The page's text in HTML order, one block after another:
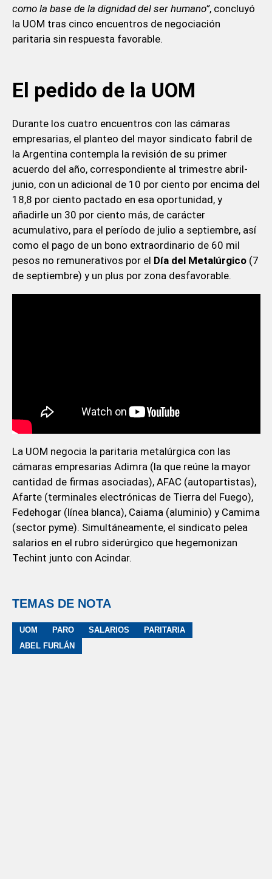
como la base de la dignidad del ser humano”, concluyó
la UOM tras cinco encuentros de negociación
paritaria sin respuesta favorable.
El pedido de la UOM
Durante los cuatro encuentros con las cámaras
empresarias, el planteo del mayor sindicato fabril de
la Argentina contempla la revisión de su primer
acuerdo del año, correspondiente al trimestre abril-
junio, con un adicional de 10 por ciento por encima del
18,8 por ciento pactado en esa oportunidad, y
añadirle un 30 por ciento más, de carácter
acumulativo, para el período de julio a septiembre, así
como el pago de un bono extraordinario de 60 mil
pesos no remunerativos por el Día del Metalúrgico(7
de septiembre) y un plus por zona desfavorable.
La UOM negocia la paritaria metalúrgica con las
cámaras empresarias Adimra (la que reúne la mayor
cantidad de firmas asociadas), AFAC (autopartistas),
Afarte (terminales electrónicas de Tierra del Fuego),
Fedehogar (línea blanca), Caiama (aluminio) y Camima
(sector pyme). Simultáneamente, el sindicato pelea
salarios en el rubro siderúrgico que hegemonizan
Techint junto con Acindar.
TEMAS DE NOTA
UOM PARO SALARIOS
PARITARIA
ABEL FURLÁN